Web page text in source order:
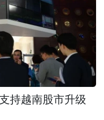
持越南股市升级